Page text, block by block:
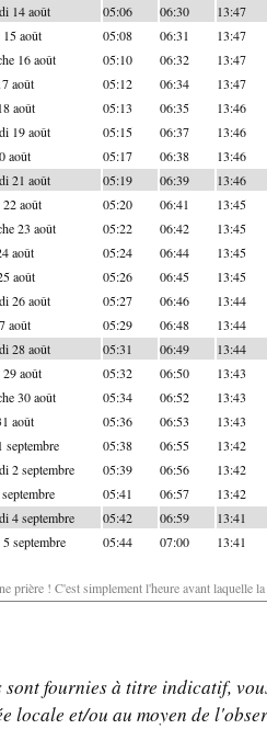
14 août 05:06 06:30 13:47
15 août 05:08 06:31 13:47
16 août 05:10 06:32 13:47
août 05:12 06:34 13:47
août 05:13 06:35 13:46
19 août 05:15 06:37 13:46
août 05:17 06:38 13:46
21 août 05:19 06:39 13:46
22 août 05:20 06:41 13:45
23 août 05:22 06:42 13:45
août 05:24 06:44 13:45
août 05:26 06:45 13:45
26 août 05:27 06:46 13:44
août 05:29 06:48 13:44
28 août 05:31 06:49 13:44
29 août 05:32 06:50 13:43
30 août 05:34 06:52 13:43
août 05:36 06:53 13:43
septembre 05:38 06:55 13:42
2 septembre 05:39 06:56 13:42
05:41 06:57 13:42
4 septembre 05:42 06:59 13:41
septembre 05:44 07:00 13:41
prière ! C'est simplement l'heure avant laquelle
sont fournies à titre indicatif,
locale et/ou au moyen de